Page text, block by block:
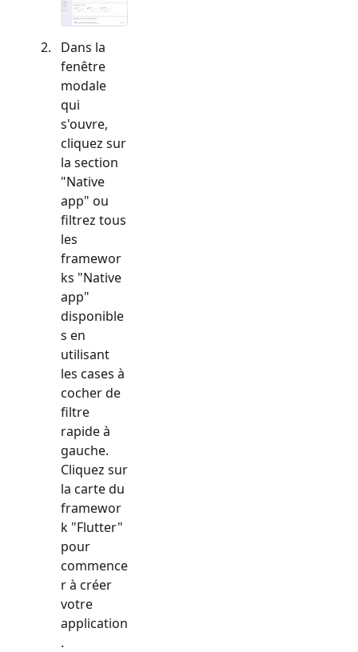
Dans la
fenêtre
modale
qui
s'ouvre,
cliquez sur
la section
"Native
app" ou
filtrez tous
les
framewor
ks "Native
app"
disponible
s en
utilisant
les cases à
cocher de
filtre
rapide à
gauche.
Cliquez sur
la carte du
framewor
k "Flutter"
pour
commence
r à créer
votre
application
.